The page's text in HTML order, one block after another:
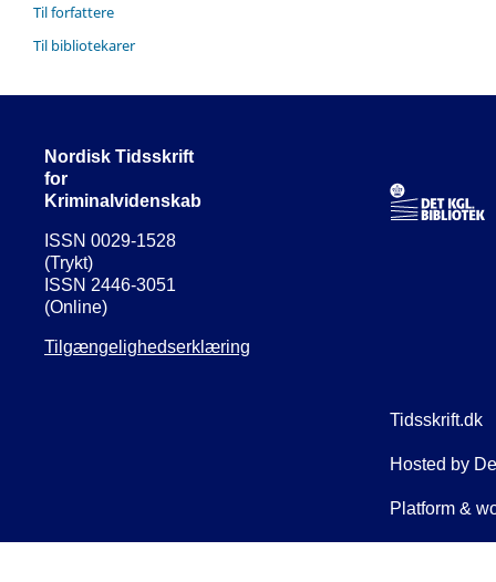
Til forfattere
Til bibliotekarer
Nordisk Tidsskrift
for
Kriminalvidenskab
ISSN 0029-1528
(Trykt)
ISSN 2446-3051
(Online)
Tilgængelighedserklæring